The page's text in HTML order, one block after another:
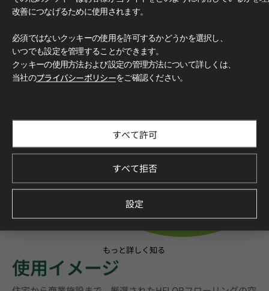
もっと詳しく知る
使用イメージ
改善につなげるために使用されます。
必須ではないクッキーの使用を許可するかどうかを選択し、
いつでも設定を管理することができます。
クッキーの使用方法および設定の管理方法について詳しくは、
当社のプライバシーポリシーをご確認ください。
すべて許可
すべて拒否
設定